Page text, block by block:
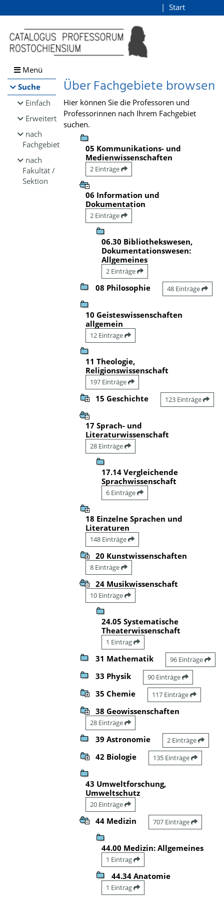
Browsen
direkt zum Inhalt
Start
Menü
Suche
Einfach
Erweitert
nach
Fachgebiet
nach
Fakultät /
Sektion
Über Fachgebiete browsen
Hier können Sie die Professoren und
Professorinnen nach Ihrem Fachgebiet
suchen.
05 Kommunikations- und
Medienwissenschaften
2 Einträge
06 Information und
Dokumentation
2 Einträge
06.30 Bibliothekswesen,
Dokumentationswesen:
Allgemeines
2 Einträge
08 Philosophie 48 Einträge
10 Geisteswissenschaften
allgemein
12 Einträge
11 Theologie,
Religionswissenschaft
197 Einträge
15 Geschichte 123 Einträge
17 Sprach- und
Literaturwissenschaft
28 Einträge
17.14 Vergleichende
Sprachwissenschaft
6 Einträge
18 Einzelne Sprachen und
Literaturen
148 Einträge
20 Kunstwissenschaften
8 Einträge
24 Musikwissenschaft
10 Einträge
24.05 Systematische
Theaterwissenschaft
1 Eintrag
31 Mathematik 96 Einträge
33 Physik 90 Einträge
35 Chemie 117 Einträge
38 Geowissenschaften
28 Einträge
39 Astronomie 2 Einträge
42 Biologie 135 Einträge
43 Umweltforschung,
Umweltschutz
20 Einträge
44 Medizin 707 Einträge
44.00 Medizin: Allgemeines
1 Eintrag
44.34 Anatomie
1 Eintrag